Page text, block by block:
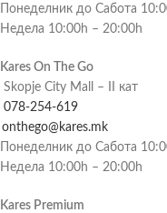
Понеделник до Сабота
Недела 10:00h – 20:00h
Kares On The Go
Skopje City Mall – II кат
078-254-619
onthego@kares.mk
Понеделник до Сабота
Недела 10:00h – 20:00h
Kares Premium